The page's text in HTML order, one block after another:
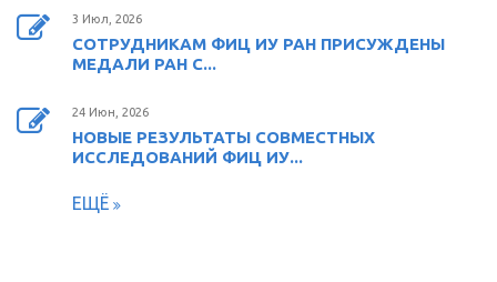
3 Июл, 2026
СОТРУДНИКАМ ФИЦ ИУ РАН ПРИСУЖДЕНЫ
МЕДАЛИ РАН С...
24 Июн, 2026
НОВЫЕ РЕЗУЛЬТАТЫ СОВМЕСТНЫХ
ИССЛЕДОВАНИЙ ФИЦ ИУ...
ЕЩЁ